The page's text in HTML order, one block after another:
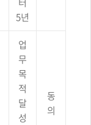
5년
업
무
목
적
달
성
동
의